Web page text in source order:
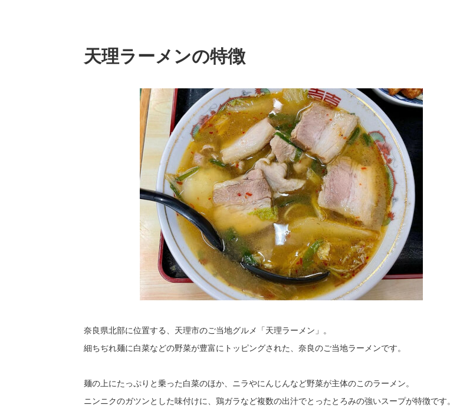
天理ラーメンの特徴
奈良県北部に位置する、天理市のご当地グルメ「天理ラーメン」。
細ちぢれ麺に白菜などの野菜が豊富にトッピングされた、奈良のご当地ラーメンです。
麺の上にたっぷりと乗った白菜のほか、ニラやにんじんなど野菜が主体のこのラーメン。
ニンニクのガツンとした味付けに、鶏ガラなど複数の出汁でとったとろみの強いスープが特徴です。